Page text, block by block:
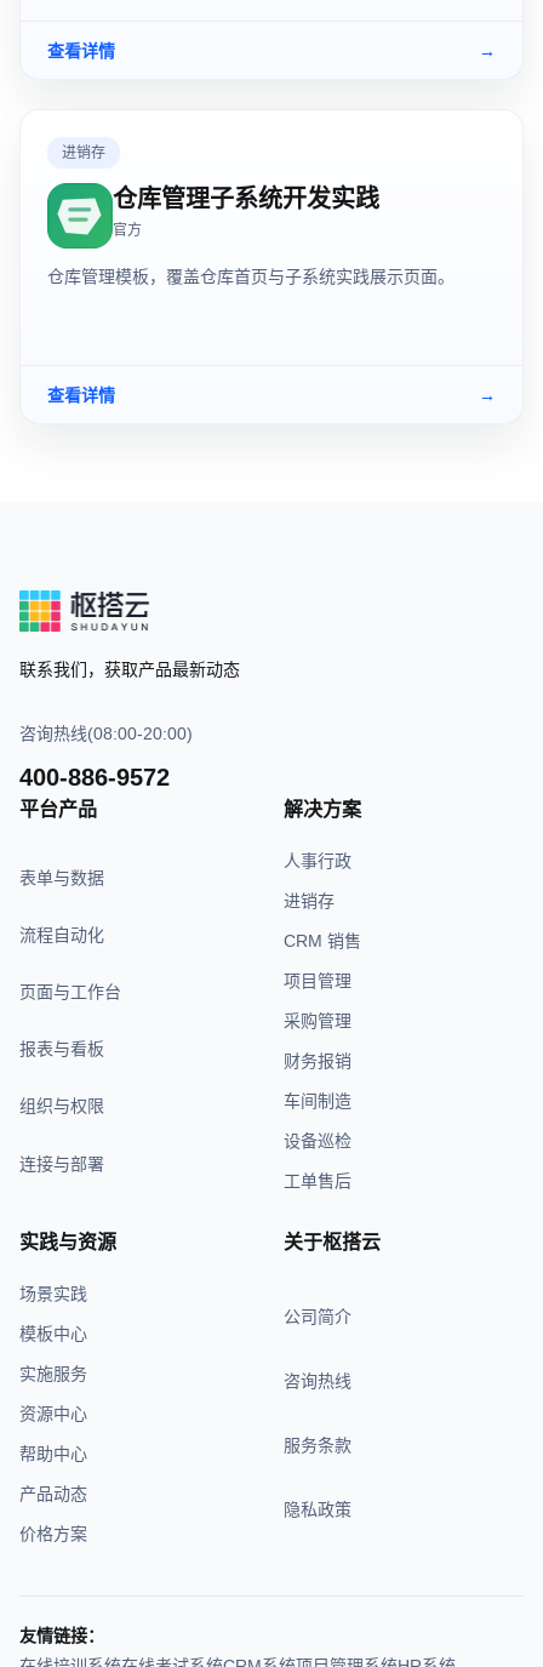
查看详情 →
进销存
仓库管理子系统开发实践
官方
仓库管理模板，覆盖仓库首页与子系统实践展示页面。
查看详情 →
联系我们，获取产品最新动态
咨询热线(08:00-20:00)
400-886-9572
平台产品
表单与数据
流程自动化
页面与工作台
报表与看板
组织与权限
连接与部署
解决方案
人事行政
进销存
CRM 销售
项目管理
采购管理
财务报销
车间制造
设备巡检
工单售后
实践与资源
场景实践
模板中心
实施服务
资源中心
帮助中心
产品动态
价格方案
关于枢搭云
公司简介
咨询热线
服务条款
隐私政策
友情链接：